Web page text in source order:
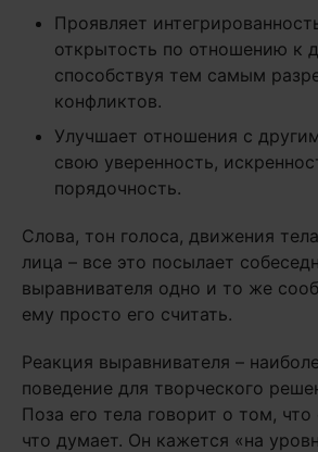
Проявляет
открытость по отношению к
способствуя тем самым
конфликтов.
Улучшает отношения с
свою уверенность,
порядочность.
Слова, тон голоса, движения
лица – все это посылает
выравнивателя одно и то же
ему просто его считать.
Реакция выравнивателя –
поведение для творческого
Поза его тела говорит о том,
что думает. Он кажется «на